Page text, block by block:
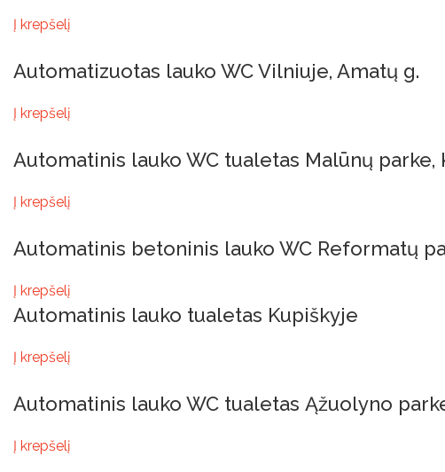
Į krepšelį
Automatizuotas lauko WC Vilniuje, Amatų g.
Į krepšelį
Automatinis lauko WC tualetas Malūnų parke,
Į krepšelį
Automatinis betoninis lauko WC Reformatų
Į krepšelį
Automatinis lauko tualetas Kupiškyje
Į krepšelį
Automatinis lauko WC tualetas Ąžuolyno
Į krepšelį